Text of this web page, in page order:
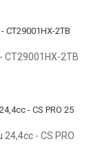
CT29001HX-2TB
- CS PRO